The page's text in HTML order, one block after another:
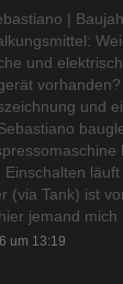
|
und
und
Einschalten
(via Tank) ist
jemand mich
um 13:19